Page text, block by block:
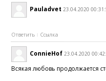
Pauladvet 23.04.2020
Ответить Ссылка
ConnieHof 23.04.2020
Всякая любовь продолжается